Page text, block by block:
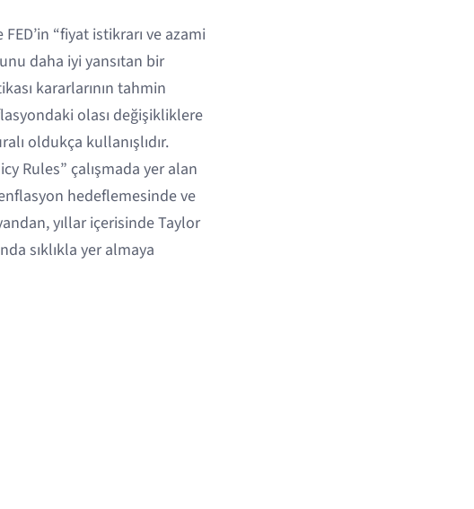
“fiyat istikrarı ve azami
daha iyi yansıtan bir
kararlarının tahmin
olası değişikliklere
oldukça kullanışlıdır.
Rules” çalışmada yer alan
hedeflemesinde ve
yıllar içerisinde Taylor
sıklıkla yer almaya